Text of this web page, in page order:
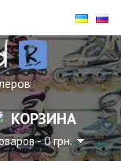
КОРЗИНА
- 0 грн.